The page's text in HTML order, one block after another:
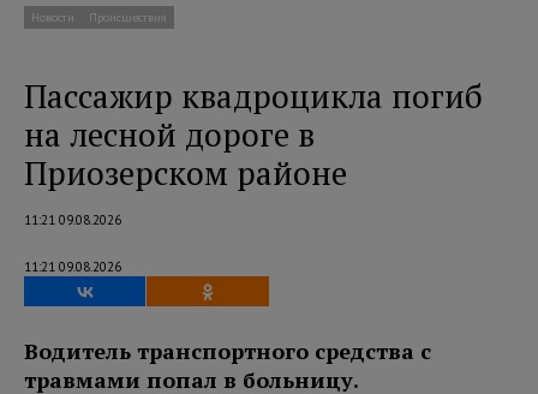
Новости Происшествия
Пассажир квадроцикла погиб
на лесной дороге в
Приозерском районе
11:21 09.08.2026
11:21 09.08.2026
Водитель транспортного средства с
травмами попал в больницу.